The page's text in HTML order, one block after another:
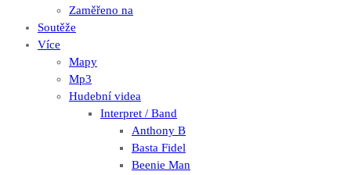
Zaměřeno na
Soutěže
Více
Mapy
Mp3
Hudební videa
Interpret / Band
Anthony B
Basta Fidel
Beenie Man